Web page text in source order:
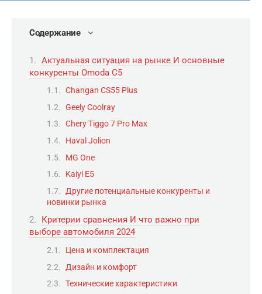
Содержание
Актуальная ситуация на рынке И основные
конкуренты Omoda C5
Changan CS55 Plus
Geely Coolray
Chery Tiggo 7 Pro Max
Haval Jolion
MG One
Kaiyi E5
Другие потенциальные конкуренты и
новинки рынка
Критерии сравнения И что важно при
выборе автомобиля 2024
Цена и комплектация
Дизайн и комфорт
Технические характеристики